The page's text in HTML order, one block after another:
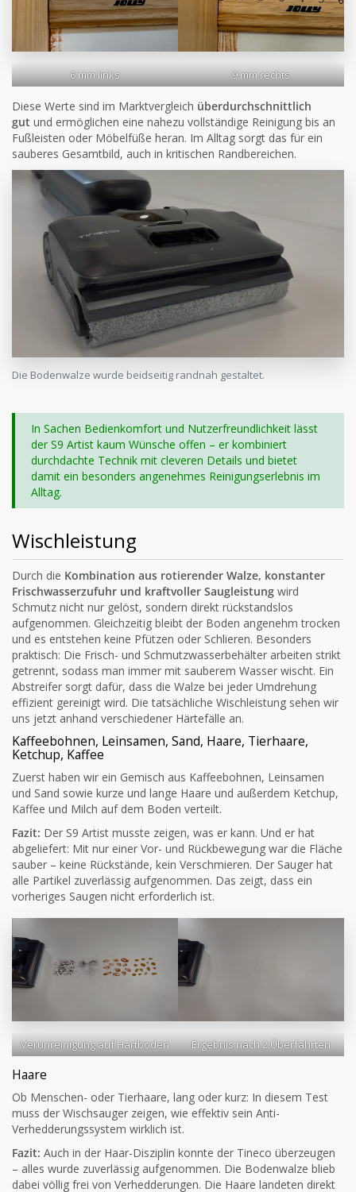
6 mm links 9 mm rechts
Diese Werte sind im Marktvergleich überdurchschnittlich
gut und ermöglichen eine nahezu vollständige Reinigung bis an
Fußleisten oder Möbelfüße heran. Im Alltag sorgt das für ein
sauberes Gesamtbild, auch in kritischen Randbereichen.
Die Bodenwalze wurde beidseitig randnah gestaltet.
In Sachen Bedienkomfort und Nutzerfreundlichkeit lässt
der S9 Artist kaum Wünsche offen – er kombiniert
durchdachte Technik mit cleveren Details und bietet
damit ein besonders angenehmes Reinigungserlebnis im
Alltag.
Wischleistung
Durch die Kombination aus rotierender Walze, konstanter
Frischwasserzufuhr und kraftvoller Saugleistung wird
Schmutz nicht nur gelöst, sondern direkt rückstandslos
aufgenommen. Gleichzeitig bleibt der Boden angenehm trocken
und es entstehen keine Pfützen oder Schlieren. Besonders
praktisch: Die Frisch- und Schmutzwasserbehälter arbeiten strikt
getrennt, sodass man immer mit sauberem Wasser wischt. Ein
Abstreifer sorgt dafür, dass die Walze bei jeder Umdrehung
effizient gereinigt wird. Die tatsächliche Wischleistung sehen wir
uns jetzt anhand verschiedener Härtefälle an.
Kaffeebohnen, Leinsamen, Sand, Haare, Tierhaare,
Ketchup, Kaffee
Zuerst haben wir ein Gemisch aus Kaffeebohnen, Leinsamen
und Sand sowie kurze und lange Haare und außerdem Ketchup,
Kaffee und Milch auf dem Boden verteilt.
Fazit: Der S9 Artist musste zeigen, was er kann. Und er hat
abgeliefert: Mit nur einer Vor- und Rückbewegung war die Fläche
sauber – keine Rückstände, kein Verschmieren. Der Sauger hat
alle Partikel zuverlässig aufgenommen. Das zeigt, dass ein
vorheriges Saugen nicht erforderlich ist.
Verunreinigung auf Hartboden Ergebnis nach 2 Überfahrten
Haare
Ob Menschen- oder Tierhaare, lang oder kurz: In diesem Test
muss der Wischsauger zeigen, wie effektiv sein Anti-
Verhedderungssystem wirklich ist.
Fazit: Auch in der Haar-Disziplin konnte der Tineco überzeugen
– alles wurde zuverlässig aufgenommen. Die Bodenwalze blieb
dabei völlig frei von Verhedderungen. Die Haare landeten direkt